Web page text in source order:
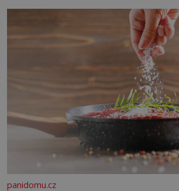
Když se ke mně doneslo, že si manžel
panidomu.cz